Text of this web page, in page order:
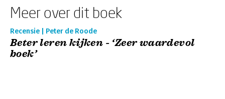
Meer over dit boek
Recensie | Peter de Roode
Beter leren kijken - ‘Zeer waardevol
boek’